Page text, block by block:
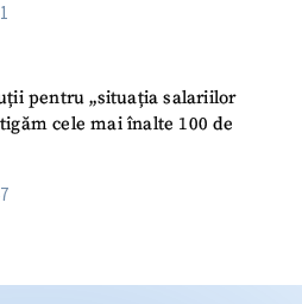
pentru „situația salariilor
cele mai înalte 100 de